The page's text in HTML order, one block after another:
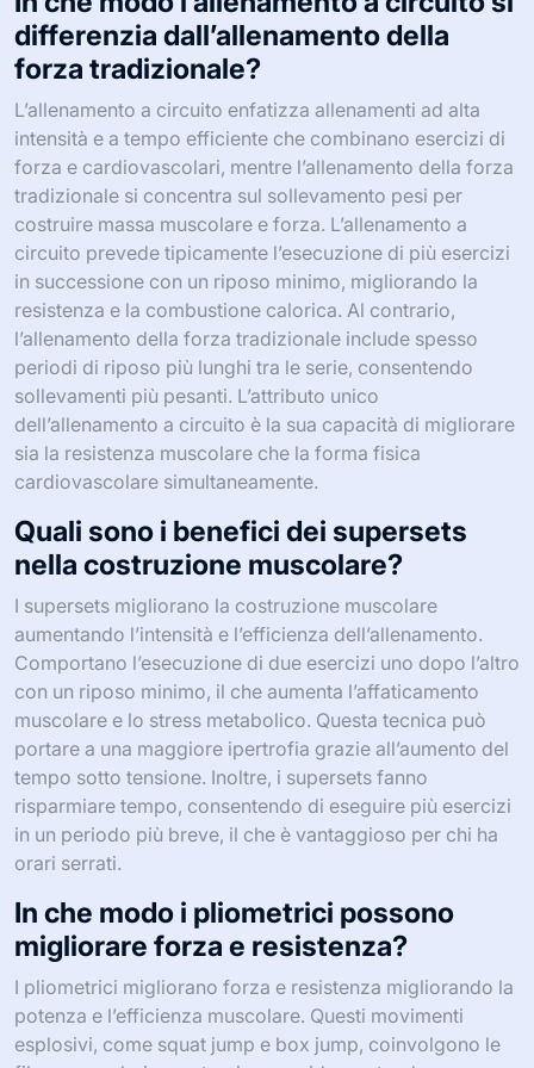
differenzia dall’allenamento della
forza tradizionale?
L’allenamento a circuito enfatizza allenamenti ad alta
intensità e a tempo efficiente che combinano esercizi di
forza e cardiovascolari, mentre l’allenamento della forza
tradizionale si concentra sul sollevamento pesi per
costruire massa muscolare e forza. L’allenamento a
circuito prevede tipicamente l’esecuzione di più esercizi
in successione con un riposo minimo, migliorando la
resistenza e la combustione calorica. Al contrario,
l’allenamento della forza tradizionale include spesso
periodi di riposo più lunghi tra le serie, consentendo
sollevamenti più pesanti. L’attributo unico
dell’allenamento a circuito è la sua capacità di migliorare
sia la resistenza muscolare che la forma fisica
cardiovascolare simultaneamente.
Quali sono i benefici dei supersets
nella costruzione muscolare?
I supersets migliorano la costruzione muscolare
aumentando l’intensità e l’efficienza dell’allenamento.
Comportano l’esecuzione di due esercizi uno dopo l’altro
con un riposo minimo, il che aumenta l’affaticamento
muscolare e lo stress metabolico. Questa tecnica può
portare a una maggiore ipertrofia grazie all’aumento del
tempo sotto tensione. Inoltre, i supersets fanno
risparmiare tempo, consentendo di eseguire più esercizi
in un periodo più breve, il che è vantaggioso per chi ha
orari serrati.
In che modo i pliometrici possono
migliorare forza e resistenza?
I pliometrici migliorano forza e resistenza migliorando la
potenza e l’efficienza muscolare. Questi movimenti
esplosivi, come squat jump e box jump, coinvolgono le